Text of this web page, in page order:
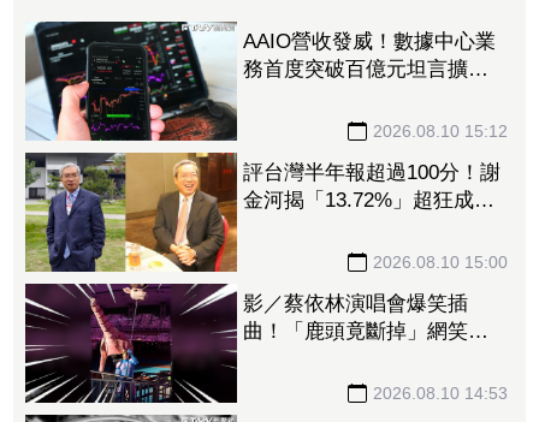
AAIO營收發威！數據中心業
務首度突破百億元坦言擴
2026.08.10 15:12
評台灣半年報超過100分！謝
金河揭「13.72%」超狂成長
2026.08.10 15:00
影／蔡依林演唱會爆笑插
曲！「鹿頭竟斷掉」網笑
2026.08.10 14:53